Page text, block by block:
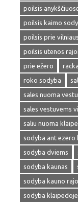
poilsis
poilsis kaimo
poilsis prie vilniaus
poilsis utenos
prie ežero
roko sodyba
sales nuoma
sales vestuvems
saliu nuoma
sodyba ant ezero
sodyba dviems
sodyba kaunas
sodyba kauno
sodyba klaipedoje